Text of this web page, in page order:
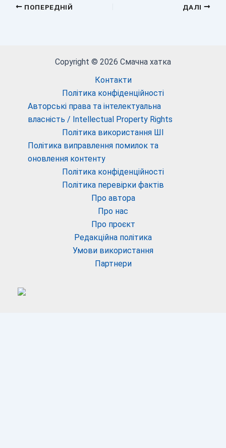
ПОПЕРЕДНІЙ ДАЛІ
Copyright © 2026 Смачна хатка
Контакти
Політика конфіденційності
Авторські права та інтелектуальна
власність / Intellectual Property Rights
Політика використання ШІ
Політика виправлення помилок та
оновлення контенту
Політика конфіденційності
Політика перевірки фактів
Про автора
Про нас
Про проєкт
Редакційна політика
Умови використання
Партнери